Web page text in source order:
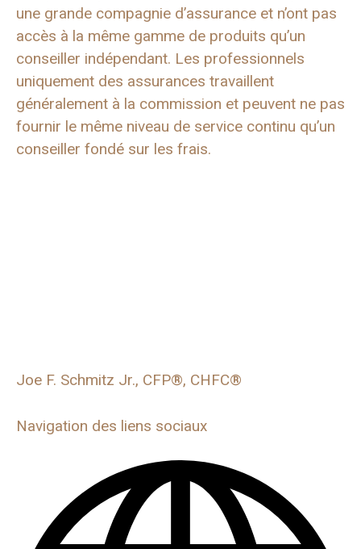
une grande compagnie d’assurance et n’ont pas
accès à la même gamme de produits qu’un
conseiller indépendant. Les professionnels
uniquement des assurances travaillent
généralement à la commission et peuvent ne pas
fournir le même niveau de service continu qu’un
conseiller fondé sur les frais.
Joe F. Schmitz Jr., CFP®, CHFC®
Navigation des liens sociaux